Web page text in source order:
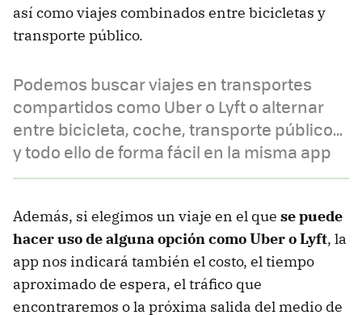
así como viajes combinados entre bicicletas y
transporte público.
Podemos buscar viajes en transportes
compartidos como Uber o Lyft o alternar
entre bicicleta, coche, transporte público...
y todo ello de forma fácil en la misma app
Además, si elegimos un viaje en el que se puede
hacer uso de alguna opción como Uber o Lyft, la
app nos indicará también el costo, el tiempo
aproximado de espera, el tráfico que
encontraremos o la próxima salida del medio de